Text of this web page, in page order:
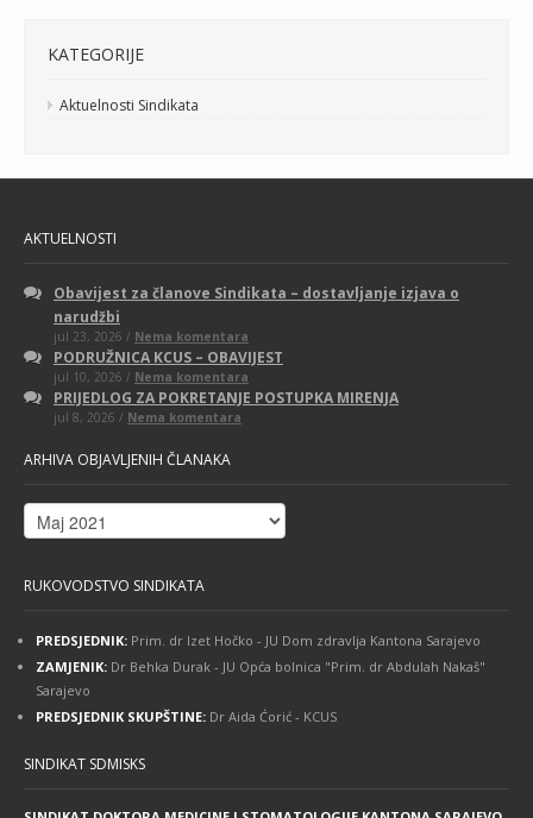
KATEGORIJE
Aktuelnosti Sindikata
AKTUELNOSTI
Obavijest za članove Sindikata – dostavljanje izjava o
narudžbi
jul 23, 2026 / Nema komentara
Obavijest
za
Sindikata
–
PODRUŽNICA KCUS – OBAVIJEST
jul 10, 2026 / Nema komentara
PODRUŽNICA
KCUS
PRIJEDLOG ZA POKRETANJE POSTUPKA MIRENJA
jul 8, 2026 / Nema komentara
ARHIVA OBJAVLJENIH ČLANAKA
Arhiva
objavljenih
RUKOVODSTVO SINDIKATA
PREDSJEDNIK: Prim. dr Izet Hočko - JU Dom zdravlja Kantona Sarajevo
ZAMJENIK: Dr Behka Durak - JU Opća bolnica "Prim. dr Abdulah Nakaš"
Sarajevo
PREDSJEDNIK SKUPŠTINE: Dr Aida Ćorić - KCUS
SINDIKAT SDMISKS